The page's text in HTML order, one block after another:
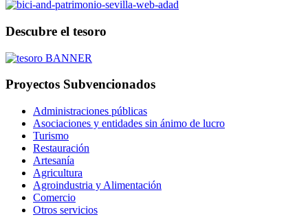
Descubre el tesoro
Proyectos Subvencionados
Administraciones públicas
Asociaciones y entidades sin ánimo de lucro
Turismo
Restauración
Artesanía
Agricultura
Agroindustria y Alimentación
Comercio
Otros servicios